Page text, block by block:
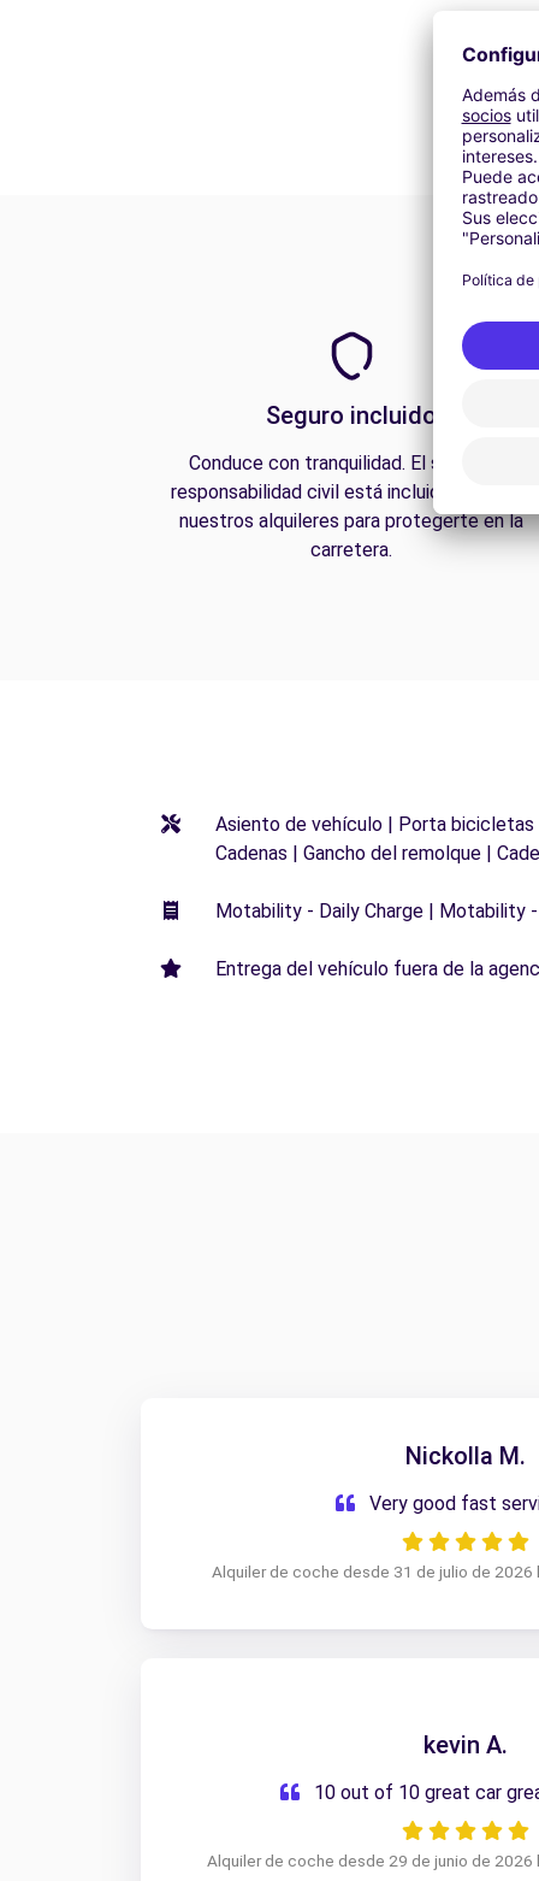
Seguro incluido
Conduce con tranquilidad. El seguro de
responsabilidad civil está incluido en todos
nuestros alquileres para protegerte en la
carretera.
Asiento de vehículo | Porta bicicletas
Cadenas | Gancho del remolque |
Motability - Daily Charge | Motability
Entrega del vehículo fuera de la
Nickolla M.
Very good fast
Alquiler de coche desde 31 de julio de 2026
kevin A.
10 out of 10 great car
Alquiler de coche desde 29 de junio de 2026